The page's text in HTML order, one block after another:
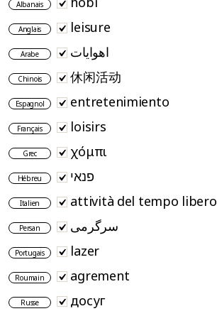
Albanais
Anglais leisure
Arabe اهوايات
Chinois 休闲活动
Espagnol entretenimiento
Français loisirs
Grec χόμπι
Hébreu פנאי
Italien attività del tempo libero
Persan سرگرمی
Portugais lazer
Roumain agrement
Russe досуг